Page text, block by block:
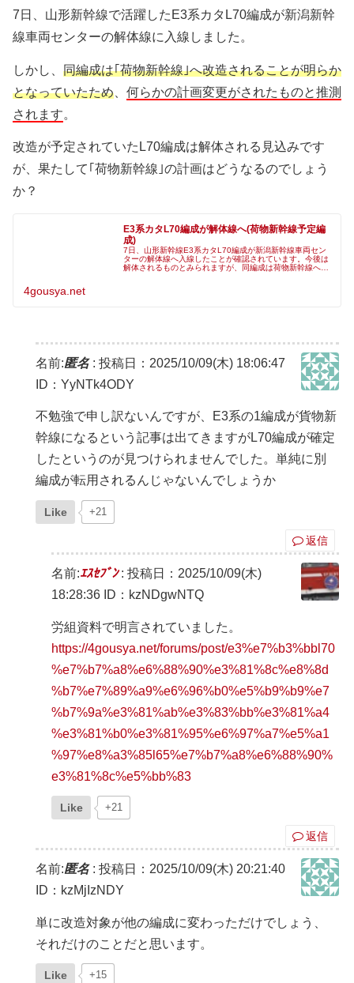
7日、山形新幹線で活躍したE3系カタL70編成が新潟新幹
線車両センターの解体線に入線しました。
しかし、 同編成は｢荷物新幹線｣へ改造されることが明らか
となっていたため
何らかの計画変更がされたものと推測
されます。
改造が予定されていたL70編成は解体される見込みです
が、果たして｢荷物新幹線｣の計画はどうなるのでしょう
か？
E3系カタL70編成が解体線へ(荷物新幹線予定編
成)
7日、山形新幹線E3系カタL70編成が新潟新幹線車両セン
ターの解体線へ入線したことが確認されています。今後は
解体されるものとみられますが、同編成は荷物新幹線への
4gousya.net
名前:匿名: 投稿日：2025/10/09(木) 18:06:47
ID：YyNTk4ODY
不勉強で申し訳ないんですが、E3系の1編成が貨物新
幹線になるという記事は出てきますがL70編成が確定
したというのが見つけられませんでした。単純に別
編成が転用されるんじゃないんでしょうか
Like +21
返信
名前:ｴｽｾﾌﾞﾝ: 投稿日：2025/10/09(木)
18:28:36 ID：kzNDgwNTQ
労組資料で明言されていました。
https://4gousya.net/forums/post/e3%e7%b3%bbl70
%e7%b7%a8%e6%88%90%e3%81%8c%e8%8d
%b7%e7%89%a9%e6%96%b0%e5%b9%b9%e7
%b7%9a%e3%81%ab%e3%83%bb%e3%81%a4
%e3%81%b0%e3%81%95%e6%97%a7%e5%a1
%97%e8%a3%85l65%e7%b7%a8%e6%88%90%
e3%81%8c%e5%bb%83
Like +21
返信
名前:匿名: 投稿日：2025/10/09(木) 20:21:40
ID：kzMjIzNDY
単に改造対象が他の編成に変わっただけでしょう、
それだけのことだと思います。
Like +15